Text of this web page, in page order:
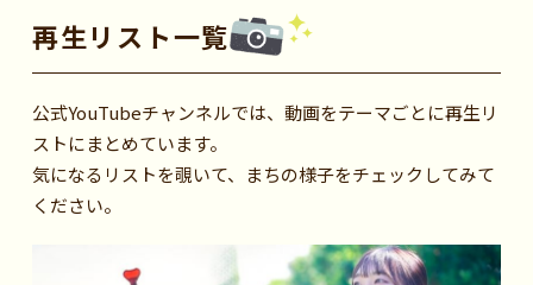
再生リスト一覧
公式YouTubeチャンネルでは、動画をテーマごとに再生リ
ストにまとめています。
気になるリストを覗いて、まちの様子をチェックしてみて
ください。